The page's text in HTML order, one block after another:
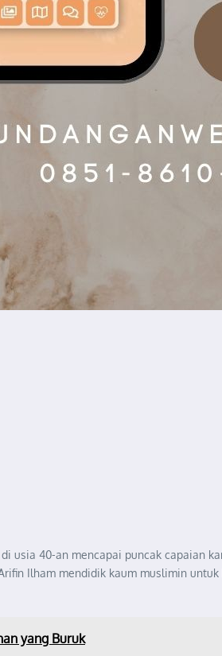
usia 40-an mencapai puncak capaian
Ilham mendidik kaum muslimin
yang Buruk